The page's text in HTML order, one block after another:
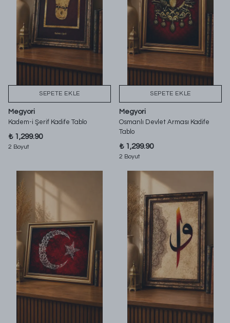
SEPETE EKLE
Megyori
Kadem-i Şerif Kadife Tablo
₺ 1,299.90
2 Boyut
SEPETE EKLE
Megyori
Osmanlı Devlet Arması Kadife
Tablo
₺ 1,299.90
2 Boyut